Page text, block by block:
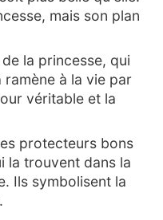
mais son plan
la princesse, qui
à la vie par
véritable et la
protecteurs bons
la trouvent dans la
Ils symbolisent la